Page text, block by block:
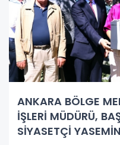
ANKARA BÖLGE
İŞLERİ MÜDÜRÜ,
SİYASETÇİ